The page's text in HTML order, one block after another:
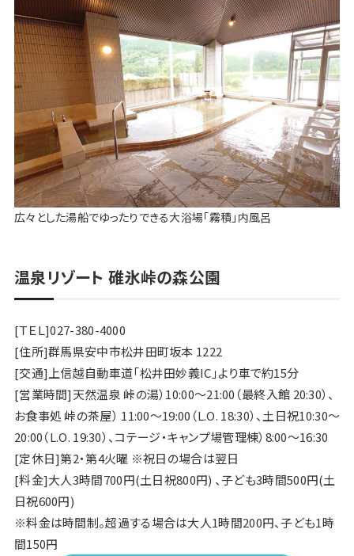
広々とした湯船でゆったりできる大浴場「霧積」内風呂
温泉リゾート 碓氷峠の森公園
[ＴＥＬ]027-380-4000
[住所]群馬県安中市松井田町坂本 1222
[交通]上信越自動車道「松井田妙義IC」より車で約15分
[営業時間]天然温泉 峠の湯）10:00〜21:00（最終入館 20:30）、
お食事処 峠の茶屋） 11:00〜19:00（L.O. 18:30）、土日祝10:30〜
20:00（L.O. 19:30）、コテージ・キャンプ場管理棟）8:00〜16:30
[定休日]第2・第4火曜 ※祝日の場合は翌日
[料金]大人3時間700円(土日祝800円) 、子ども3時間500円(土
日祝600円)
※料金は時間制。超過する場合は大人1時間200円、子ども1時
間150円